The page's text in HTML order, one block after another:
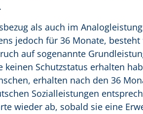
als auch im
jedoch für 36 Monate, besteht
auf sogenannte
Schutzstatus erhalten
erhalten nach den 36
Sozialleistungen
wieder ab, sobald sie eine